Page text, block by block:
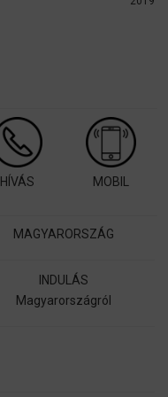
HÍVÁS MOBIL
MAGYARORSZÁG
INDULÁS
Magyarországról